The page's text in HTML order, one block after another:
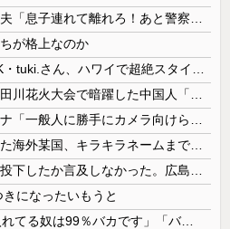
が格上なのか
きになったいもうと
彫り師歴23年「タトゥー入れてる奴は99％バカです」「バカは5000円が好き」無断キャンセル、挨拶できない、金がない…客層をぶっちゃけ